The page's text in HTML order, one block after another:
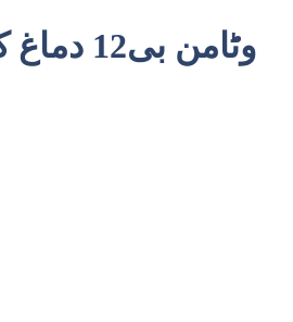
وٹامن بی12 دماغ کے لئے